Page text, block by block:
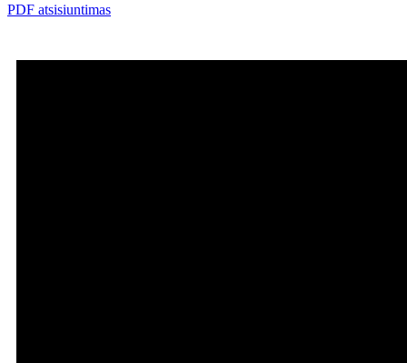
PDF atsisiuntimas